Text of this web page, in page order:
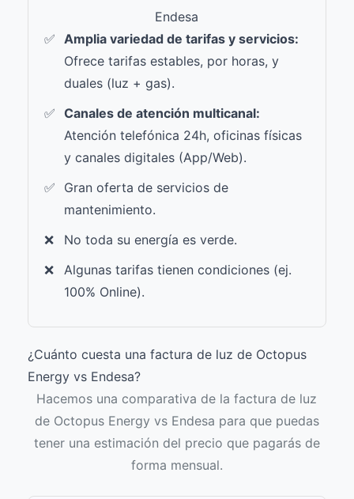
Endesa
Amplia variedad de tarifas y servicios:
Ofrece tarifas estables, por horas, y
duales (luz + gas).
Canales de atención multicanal:
Atención telefónica 24h, oficinas físicas
y canales digitales (App/Web).
Gran oferta de servicios de
mantenimiento.
No toda su energía es verde.
Algunas tarifas tienen condiciones (ej.
100% Online).
¿Cuánto cuesta una factura de luz de Octopus
Energy vs Endesa?
Hacemos una comparativa de lafactura de luz
de Octopus Energy vs Endesa para que puedas
tener una estimación del precio que pagarás de
forma mensual.